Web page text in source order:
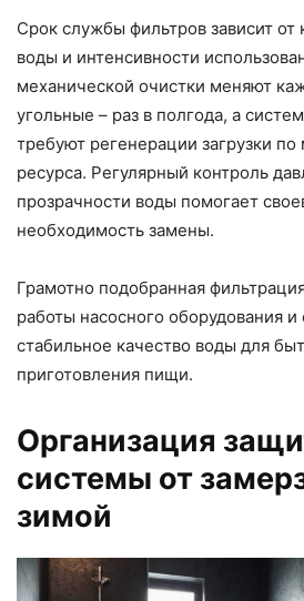
Срок службы фильтров зависит от
воды и интенсивности
механической очистки меняют
угольные – раз в полгода, а
требуют регенерации загрузки
ресурса. Регулярный контроль
прозрачности воды помогает
необходимость замены.
Грамотно подобранная
работы насосного оборудования
стабильное качество воды для
приготовления пищи.
Организация
системы от
зимой